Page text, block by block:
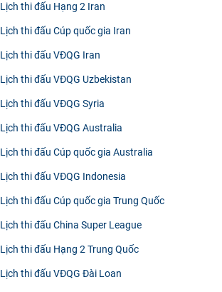
Lịch thi đấu Hạng 2 Iran
Lịch thi đấu Cúp quốc gia Iran
Lịch thi đấu VĐQG Iran
Lịch thi đấu VĐQG Uzbekistan
Lịch thi đấu VĐQG Syria
Lịch thi đấu VĐQG Australia
Lịch thi đấu Cúp quốc gia Australia
Lịch thi đấu VĐQG Indonesia
Lịch thi đấu Cúp quốc gia Trung Quốc
Lịch thi đấu China Super League
Lịch thi đấu Hạng 2 Trung Quốc
Lịch thi đấu VĐQG Đài Loan